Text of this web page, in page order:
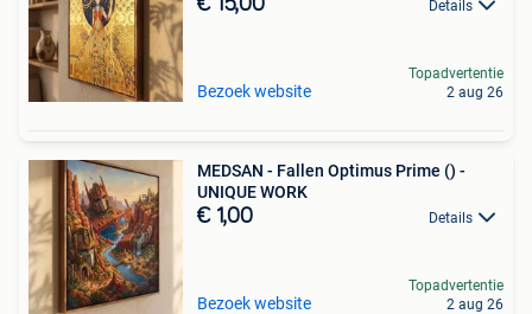
€ 15,00 Details
Bezoek website
Topadvertentie
2 aug 26
MEDSAN - Fallen Optimus Prime () -
UNIQUE WORK
€ 1,00 Details
Bezoek website
Topadvertentie
2 aug 26